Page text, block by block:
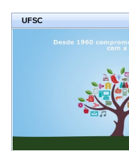
UFSC